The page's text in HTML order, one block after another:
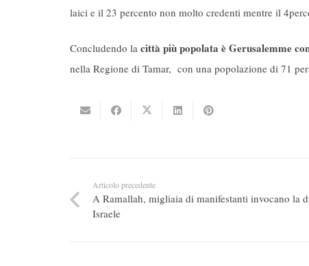
laici e il 23 percento non molto credenti mentre il
Concludendo la città più popolata è Gerusalemme
nella Regione di Tamar, con una popolazione di 71
Articolo precedente
A Ramallah, migliaia di manifestanti invocano la
Israele